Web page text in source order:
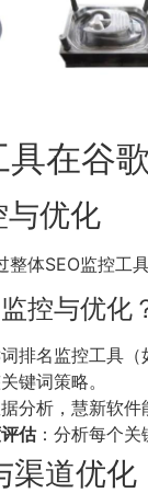
在谷
与优化
整体SEO监控工
控与优化
排名监控工具
键词策略。
分析，慧新软件
估：分析每个关
渠道优化